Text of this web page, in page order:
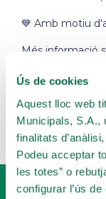
Ús de cookies
Aquest lloc web
Municipals, S.A.,
finalitats
Podeu acceptar
les totes” o
configurar l’ús
💙 Amb motiu
Més informació
dia.